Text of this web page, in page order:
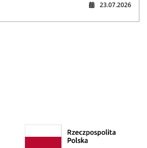
23.07.2026